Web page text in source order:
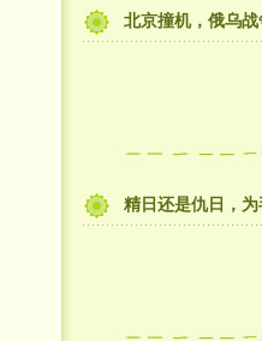
北京撞机，俄乌
精日还是仇日，